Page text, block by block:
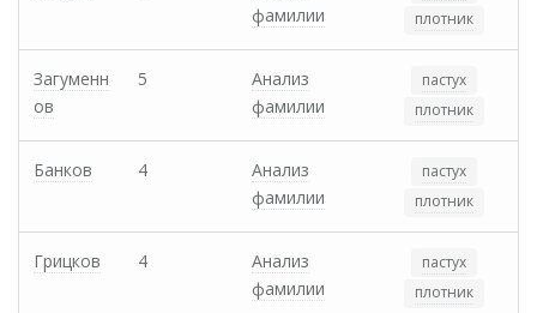
фамилии
плотник
Загуменн
ов
5
Анализ
фамилии
пастух
плотник
Банков 4
Анализ
фамилии
пастух
плотник
Грицков 4
Анализ
фамилии
пастух
плотник